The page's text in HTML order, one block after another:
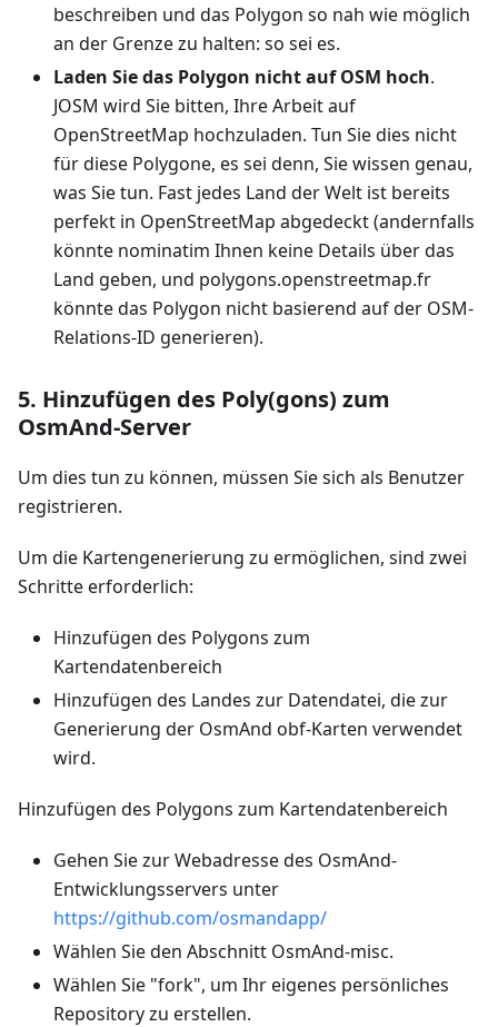
beschreiben und das Polygon so nah wie möglich
an der Grenze zu halten: so sei es.
Laden Sie das Polygon nicht auf OSM hoch.
JOSM wird Sie bitten, Ihre Arbeit auf
OpenStreetMap hochzuladen. Tun Sie dies nicht
für diese Polygone, es sei denn, Sie wissen genau,
was Sie tun. Fast jedes Land der Welt ist bereits
perfekt in OpenStreetMap abgedeckt (andernfalls
könnte nominatim Ihnen keine Details über das
Land geben, und polygons.openstreetmap.fr
könnte das Polygon nicht basierend auf der OSM-
Relations-ID generieren).
5. Hinzufügen des Poly(gons) zum
OsmAnd-Server
Um dies tun zu können, müssen Sie sich als Benutzer
registrieren.
Um die Kartengenerierung zu ermöglichen, sind zwei
Schritte erforderlich:
Hinzufügen des Polygons zum
Kartendatenbereich
Hinzufügen des Landes zur Datendatei, die zur
Generierung der OsmAnd obf-Karten verwendet
wird.
Hinzufügen des Polygons zum Kartendatenbereich
Gehen Sie zur Webadresse des OsmAnd-
Entwicklungsservers unter
https://github.com/osmandapp/
Wählen Sie den Abschnitt OsmAnd-misc.
Wählen Sie "fork", um Ihr eigenes persönliches
Repository zu erstellen.